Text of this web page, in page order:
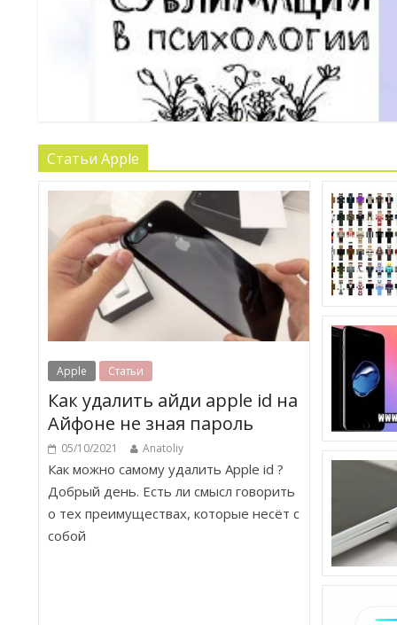
языке? Приветствуем Вас, друзья! Такой термин, как
совершенно разных науках и ...
Статьи Apple
Apple Статьи
Как удалить айди apple id на
Айфоне не зная пароль
05/10/2021 Anatoliy
Как можно самому удалить Apple id ?
Добрый день. Есть ли смысл говорить
о тех преимуществах, которые несёт с
собой